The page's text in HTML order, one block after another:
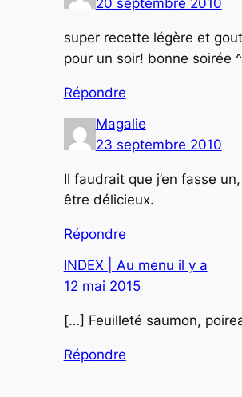
super recette légère et
pour un soir! bonne soirée
Répondre
Magalie
23 septembre 2010
Il faudrait que j’en fasse
être délicieux.
Répondre
INDEX | Au menu il y a
12 mai 2015
[…] Feuilleté saumon,
Répondre